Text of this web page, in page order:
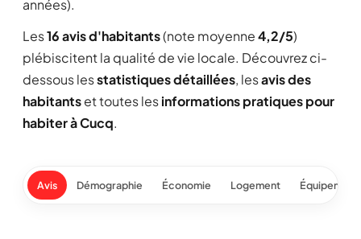
années).
Les16 avis d'habitants(note moyenne4,2/5)
plébiscitent la qualité de vie locale. Découvrez ci-
dessous lesstatistiques détaillées, lesavis des
habitantset toutes lesinformations pratiques pour
habiter à Cucq.
Avis Démographie Économie Logement